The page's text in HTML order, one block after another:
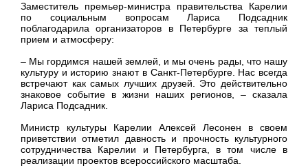
Заместитель премьер-министра правительства Карелии
по социальным вопросам Лариса Подсадник
поблагодарила организаторов в Петербурге за теплый
прием и атмосферу:
– Мы гордимся нашей землей, и мы очень рады, что нашу
культуру и историю знают в Санкт-Петербурге. Нас всегда
встречают как самых лучших друзей. Это действительно
знаковое событие в жизни наших регионов, – сказала
Лариса Подсадник.
Министр культуры Карелии Алексей Лесонен в своем
приветствии отметил давность и прочность культурного
сотрудничества Карелии и Петербурга, в том числе в
реализации проектов всероссийского масштаба.